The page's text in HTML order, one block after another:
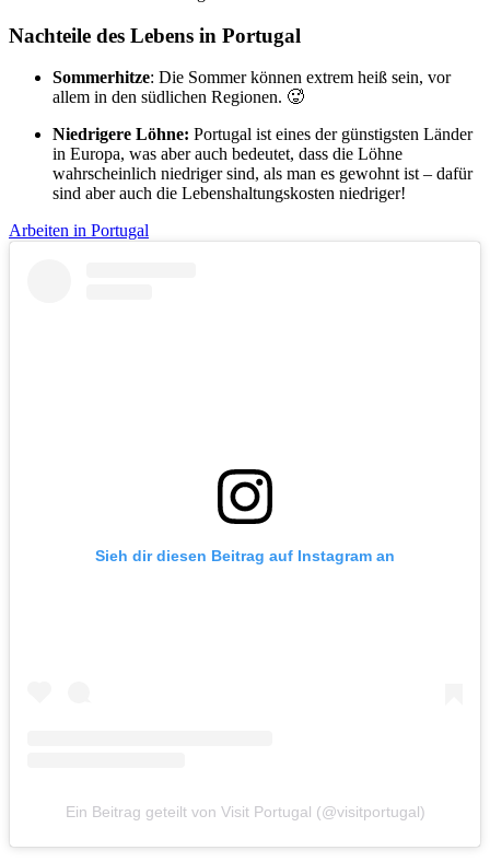
Nachteile des Lebens in Portugal
Sommerhitze: Die Sommer können extrem heiß sein, vor
allem in den südlichen Regionen. 🥵
Niedrigere Löhne: Portugal ist eines der günstigsten Länder
in Europa, was aber auch bedeutet, dass die Löhne
wahrscheinlich niedriger sind, als man es gewohnt ist – dafür
sind aber auch die Lebenshaltungskosten niedriger!
Arbeiten in Portugal
Sieh dir diesen Beitrag auf Instagram an
Ein Beitrag geteilt von Visit Portugal (@visitportugal)